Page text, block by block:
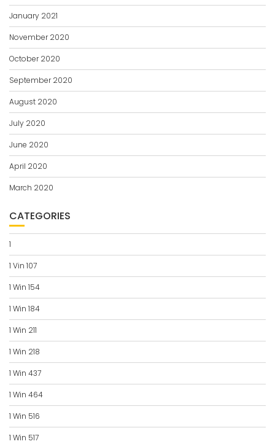
January 2021
November 2020
October 2020
September 2020
August 2020
July 2020
June 2020
April 2020
March 2020
CATEGORIES
1
1 Vin 107
1 Win 154
1 Win 184
1 Win 211
1 Win 218
1 Win 437
1 Win 464
1 Win 516
1 Win 517